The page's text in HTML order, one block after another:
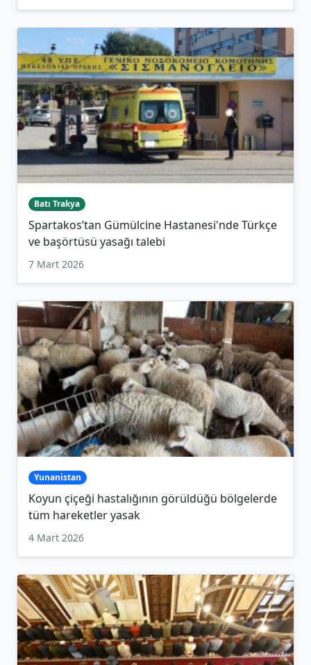
Batı Trakya
Spartakos’tan Gümülcine Hastanesi'nde Türkçe
ve başörtüsü yasağı talebi
7 Mart 2026
Yunanistan
Koyun çiçeği hastalığının görüldüğü bölgelerde
tüm hareketler yasak
4 Mart 2026